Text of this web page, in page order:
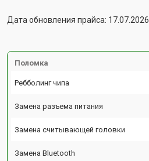
Дата обновления прайса: 17.07.2026
Поломка
Ребболинг чипа
Замена разъема питания
Замена считывающей головки
Замена Bluetooth